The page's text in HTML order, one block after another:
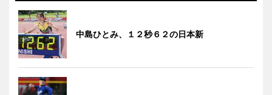
中島ひとみ、１２秒６２の日本新